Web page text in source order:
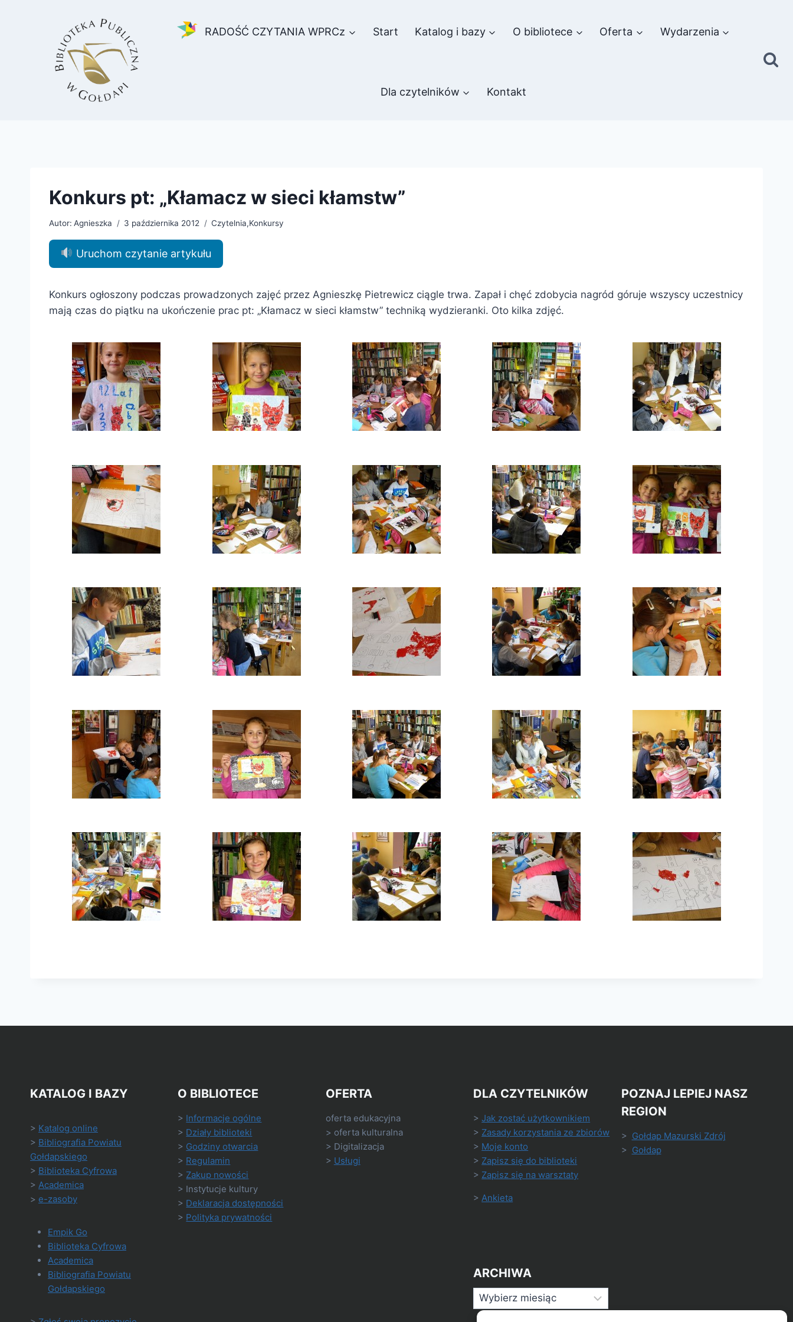
RADOŚĆ CZYTANIA WPRCz Start Katalog i bazy O bibliotece Oferta Wydarzenia
Dla czytelników Kontakt
Konkurs pt: „Kłamacz w sieci kłamstw”
Autor: Agnieszka 3 października 2012 Czytelnia,Konkursy
Uruchom czytanie artykułu
Konkurs ogłoszony podczas prowadzonych zajęć przez Agnieszkę Pietrewicz ciągle trwa. Zapał i chęć zdobycia nagród góruje wszyscy uczestnicy
mają czas do piątku na ukończenie prac pt: „Kłamacz w sieci kłamstw” techniką wydzieranki. Oto kilka zdjęć.
KATALOG I BAZY
> Katalog online
> Bibliografia Powiatu
Gołdapskiego
> Biblioteka Cyfrowa
> Academica
> e-zasoby
Empik Go
Biblioteka Cyfrowa
Academica
Bibliografia Powiatu
Gołdapskiego
O BIBLIOTECE
> Informacje ogólne
> Działy biblioteki
> Godziny otwarcia
> Regulamin
> Zakup nowości
> Instytucje kultury
> Deklaracja dostępności
> Polityka prywatności
OFERTA
oferta edukacyjna
> oferta kulturalna
> Digitalizacja
> Usługi
DLA CZYTELNIKÓW
>Jak zostać użytkownikiem
> Zasady korzystania ze zbiorów
> Moje konto
> Zapisz się do biblioteki
> Zapisz się na warsztaty
>Ankieta
ARCHIWA
Archiwa
POZNAJ LEPIEJ NASZ
REGION
> Gołdap Mazurski Zdrój
> Gołdap